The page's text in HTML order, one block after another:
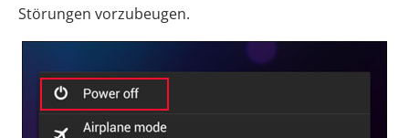
Störungen vorzubeugen.